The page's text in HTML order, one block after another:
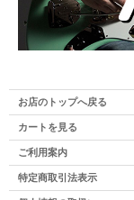
お店のトップへ戻る
カートを見る
ご利用案内
特定商取引法表示